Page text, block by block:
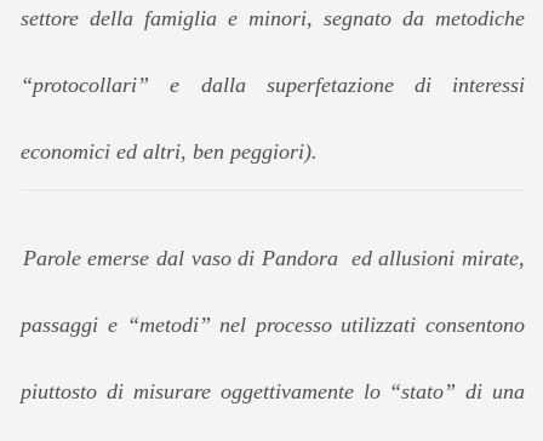
settore della famiglia e minori, segnato da metodiche
“protocollari” e dalla superfetazione di interessi
economici ed altri, ben peggiori).
Parole emerse dal vaso di Pandora ed allusioni mirate,
passaggi e “metodi” nel processo utilizzati consentono
piuttosto di misurare oggettivamente lo “stato” di una